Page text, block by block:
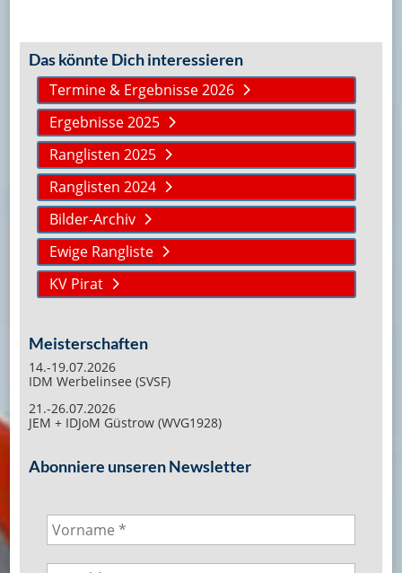
Das könnte Dich interessieren
Termine & Ergebnisse 2026
Ergebnisse 2025
Ranglisten 2025
Ranglisten 2024
Bilder-Archiv
Ewige Rangliste
KV Pirat
Meisterschaften
14.-19.07.2026
IDM Werbelinsee (SVSF)
21.-26.07.2026
JEM + IDJoM Güstrow (WVG1928)
Abonniere unseren Newsletter